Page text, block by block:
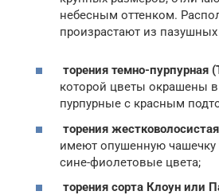
небесным оттенком.
произрастают из
торения темно-пурпурная
которой цветы окрашены
пурпурные с красным
торения
имеют опушенную чашечку
сине-фиолетовые цвета;
торения сорта Клоун или